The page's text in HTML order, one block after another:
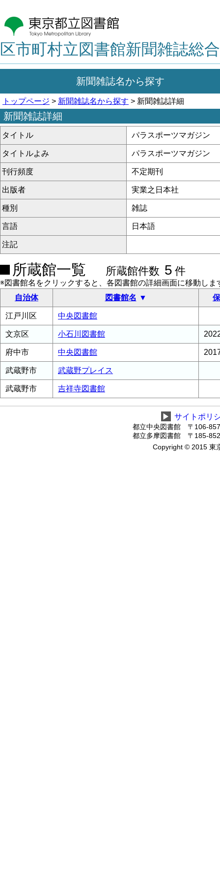
区市町村立図書館新聞雑誌総
新聞雑誌名から探す
トップページ > 新聞雑誌名から探す > 新聞雑誌詳細
新聞雑誌詳細
タイトル パラスポーツマガジン
タイトルよみ パラスポーツマガジン
刊行頻度 不定期刊
出版者 実業之日本社
種別 雑誌
言語 日本語
注記
所蔵館一覧 所蔵館件数 5 件
※図書館名をクリックすると、各図書館の詳細画面に移動しま
自治体
図書館名
江戸川区 中央図書館
文京区 小石川図書館
府中市 中央図書館
武蔵野市 武蔵野プレイス
武蔵野市 吉祥寺図書館
▶ サイトポリ
都立中央図書館 〒106-
都立多摩図書館 〒185-
Copyright © 2015 東